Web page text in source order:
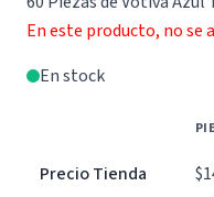
En este producto, no se
En stock
Precio Tienda